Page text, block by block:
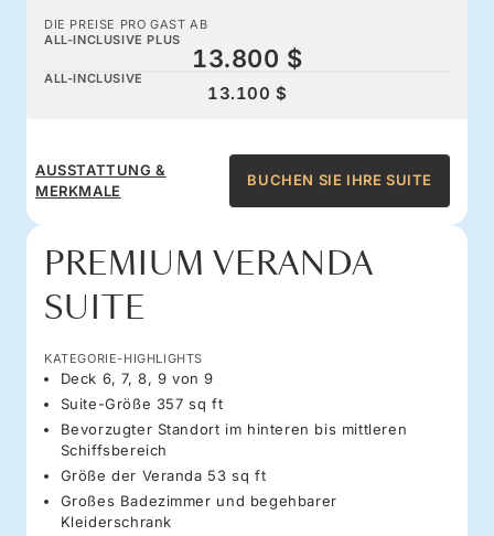
DIE PREISE PRO GAST AB
ALL-INCLUSIVE PLUS
13.800 $
ALL-INCLUSIVE
13.100 $
AUSSTATTUNG &
MERKMALE
BUCHEN SIE IHRE SUITE
PREMIUM VERANDA
SUITE
KATEGORIE-HIGHLIGHTS
Deck 6, 7, 8, 9 von 9
Suite-Größe 357 sq ft
Bevorzugter Standort im hinteren bis mittleren
Schiffsbereich
Größe der Veranda 53 sq ft
Großes Badezimmer und begehbarer
Kleiderschrank